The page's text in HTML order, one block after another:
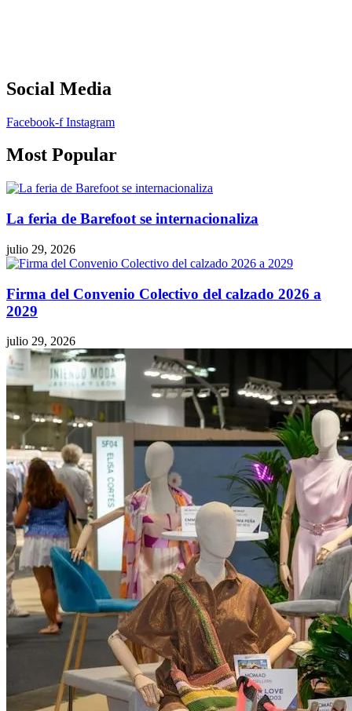
Social Media
Facebook-f Instagram
Most Popular
La feria de Barefoot se internacionaliza
julio 29, 2026
Firma del Convenio Colectivo del calzado 2026 a
2029
julio 29, 2026